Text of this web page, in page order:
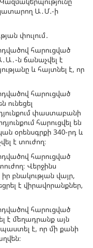
Ա․Մ.-ի
փուլում․
հարուցված
ն ճանաչվել է
և հայտնել է, որ
հարուցված
ունեցել
փաստաբանի
հարուցվել են
օրենսգրքի 340-րդ և
է տուժող։
հարուցված
Վերջինս
բնակության վայր,
է վիրավորանքներ,
հարուցված
է մեղադրանք այն
է, որ մի քանի